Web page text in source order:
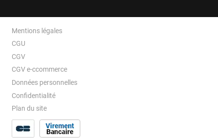
Mentions légales
CGU
CGV
CGV e-ccommerce
Données personnelles
Confidentialité
Plan du site